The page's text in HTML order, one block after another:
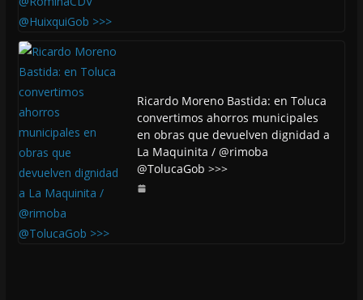
Ricardo Moreno Bastida: en Toluca
convertimos ahorros municipales
en obras que devuelven dignidad a
La Maquinita / @rimoba
@TolucaGob >>>